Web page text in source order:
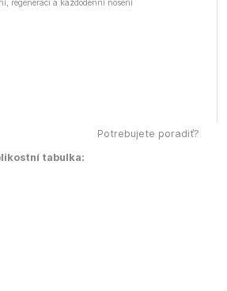
regeneraci a každodenní nošení
tabulka:
Potrebujete poradiť?